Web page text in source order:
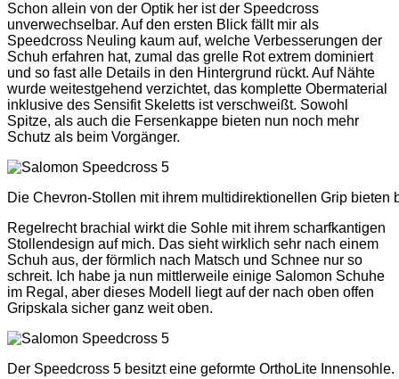
Schon allein von der Optik her ist der Speedcross
unverwechselbar. Auf den ersten Blick fällt mir als
Speedcross Neuling kaum auf, welche Verbesserungen der
Schuh erfahren hat, zumal das grelle Rot extrem dominiert
und so fast alle Details in den Hintergrund rückt. Auf Nähte
wurde weitestgehend verzichtet, das komplette Obermaterial
inklusive des Sensifit Skeletts ist verschweißt. Sowohl
Spitze, als auch die Fersenkappe bieten nun noch mehr
Schutz als beim Vorgänger.
Die Chevron-Stollen mit ihrem multidirektionellen Grip
Regelrecht brachial wirkt die Sohle mit ihrem scharfkantigen
Stollendesign auf mich. Das sieht wirklich sehr nach einem
Schuh aus, der förmlich nach Matsch und Schnee nur so
schreit. Ich habe ja nun mittlerweile einige Salomon Schuhe
im Regal, aber dieses Modell liegt auf der nach oben offen
Gripskala sicher ganz weit oben.
Der Speedcross 5 besitzt eine geformte OrthoLite Innensohle.